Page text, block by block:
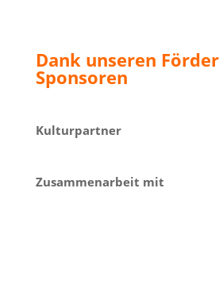
Dank unseren
Sponsoren
Kulturpartner
Zusammenarbeit mit